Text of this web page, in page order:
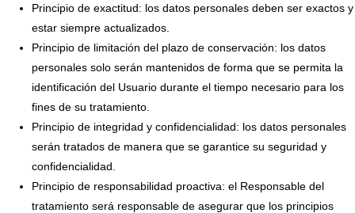
Principio de exactitud: los datos personales deben ser exactos y
estar siempre actualizados.
Principio de limitación del plazo de conservación: los datos
personales solo serán mantenidos de forma que se permita la
identificación del Usuario durante el tiempo necesario para los
fines de su tratamiento.
Principio de integridad y confidencialidad: los datos personales
serán tratados de manera que se garantice su seguridad y
confidencialidad.
Principio de responsabilidad proactiva: el Responsable del
tratamiento será responsable de asegurar que los principios